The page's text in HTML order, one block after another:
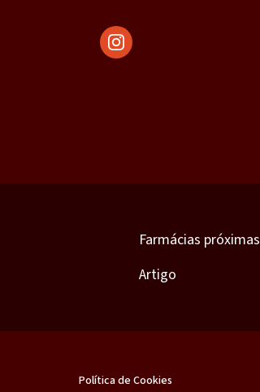
Farmácias próximas
Artigo
Política de Cookies